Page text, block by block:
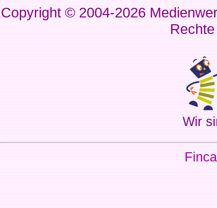
Copyright © 2004-2026
Wir